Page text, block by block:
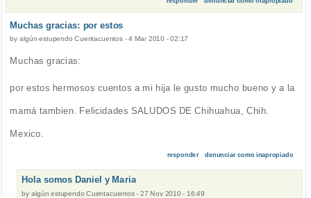
Muchas gracias: por estos
by algún estupendo Cuentacuentos-4 Mar 2010 - 02:17
Muchas gracias:
por estos hermosos cuentos a mi hija le gusto mucho bueno y a la
mamá tambien. Felicidades SALUDOS DE Chihuahua, Chih.
Mexico.
responder denunciar como inapropiado
Hola somos Daniel y Maria
by algún estupendo Cuentacuentos-27 Nov 2010 - 16:49